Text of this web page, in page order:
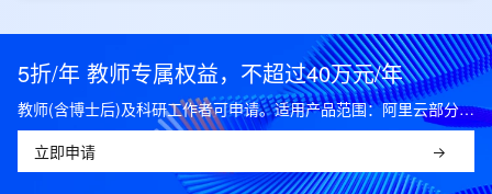
5折/年 教师专属权益，不超过40万元/年
教师(含博士后)及科研工作者可申请。适用产品范围：阿里云部分公共云产品，可开科研发票。
立即申请